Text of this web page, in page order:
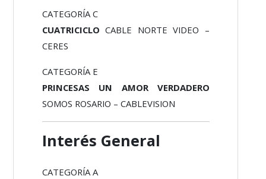
CATEGORÍA C
CUATRICICLO CABLE NORTE VIDEO –
CERES
CATEGORÍA E
PRINCESAS UN AMOR VERDADERO
SOMOS ROSARIO – CABLEVISION
Interés General
CATEGORÍA A